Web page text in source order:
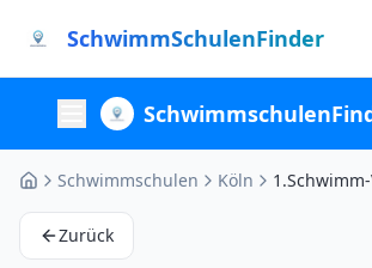
SchwimmSchulenFinder
Schwimmschulen Köln
Zurück